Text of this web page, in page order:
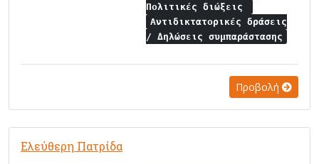
Πολιτικές διώξεις
Αντιδικτατορικές δράσεις
/ Δηλώσεις συμπαράστασης
Προβολή
Ελεύθερη Πατρίδα